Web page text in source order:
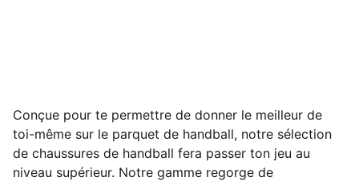
Conçue pour te permettre de donner le meilleur de
toi-même sur le parquet de handball, notre sélection
de chaussures de handball fera passer ton jeu au
niveau supérieur. Notre gamme regorge de